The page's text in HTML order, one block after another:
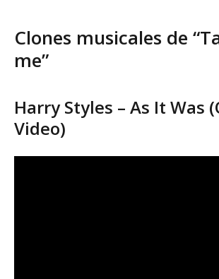
Clones musicales de
me”
Harry Styles – As It Was
Video)